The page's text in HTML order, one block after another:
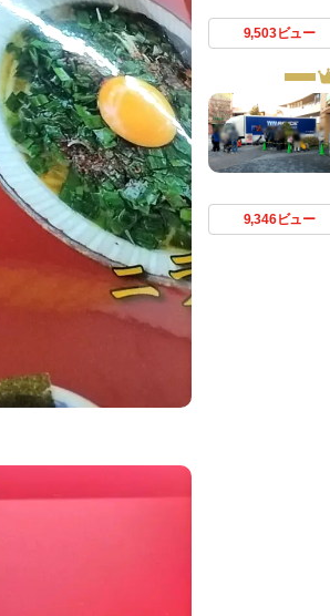
9,503ビュー
9,346ビュー